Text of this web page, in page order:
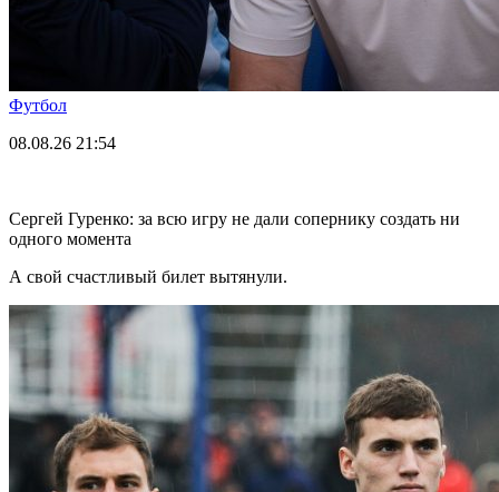
Футбол
08.08.26 21:54
Сергей Гуренко: за всю игру не дали сопернику создать ни
одного момента
А свой счастливый билет вытянули.